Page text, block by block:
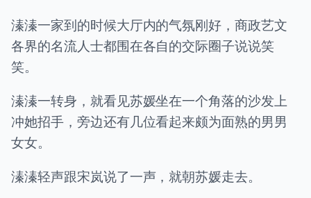
溱溱一家到的时候大厅内的气氛刚好，商政艺文
各界的名流人士都围在各自的交际圈子说说笑
笑。
溱溱一转身，就看见苏媛坐在一个角落的沙发上
冲她招手，旁边还有几位看起来颇为面熟的男男
女女。
溱溱轻声跟宋岚说了一声，就朝苏媛走去。